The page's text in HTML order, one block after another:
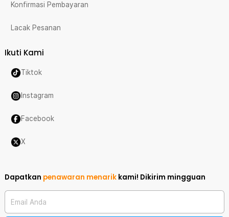
Konfirmasi Pembayaran
Lacak Pesanan
Ikuti Kami
Tiktok
Instagram
Facebook
X
Dapatkan penawaran menarik kami! Dikirim mingguan
Email Anda